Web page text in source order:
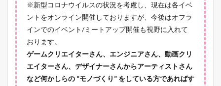
※新型コロナウイルスの状況を考慮し、現在は各イベ
ントをオンライン開催しておりますが、今後はオフラ
インでのイベント/ミートアップ開催も視野に入れて
おります。
ゲームクリエイターさん、エンジニアさん、動画クリ
エイターさん、デザイナーさんからアーティストさん
など何かしらの “モノづくり” をしている方であればす